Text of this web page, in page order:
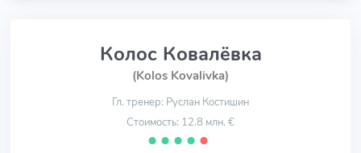
Колос Ковалёвка
(Kolos Kovalivka)
Гл. тренер: Руслан Костишин
Стоимость: 12.8 млн. €
⬤ ⬤ ⬤ ⬤ ⬤